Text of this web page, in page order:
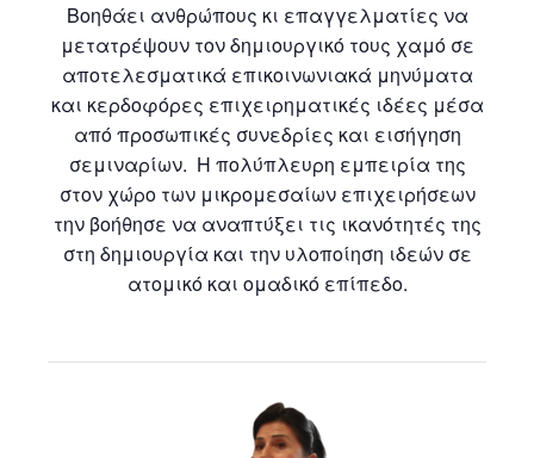
Βοηθάει ανθρώπους κι επαγγελματίες να
μετατρέψουν τον δημιουργικό τους χαμό σε
αποτελεσματικά επικοινωνιακά μηνύματα
και κερδοφόρες επιχειρηματικές ιδέες μέσα
από προσωπικές συνεδρίες και εισήγηση
σεμιναρίων. Η πολύπλευρη εμπειρία της
στον χώρο των μικρομεσαίων επιχειρήσεων
την βοήθησε να αναπτύξει τις ικανότητές της
στη δημιουργία και την υλοποίηση ιδεών σε
ατομικό και ομαδικό επίπεδο.